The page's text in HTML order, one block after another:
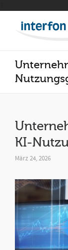
KI-
März 24, 2026